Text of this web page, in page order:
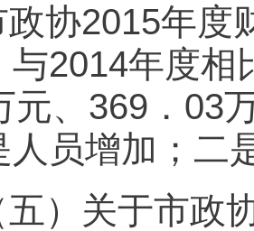
政协2015年度
与2014年度相
元、369．03
人员增加；二
五）关于市政